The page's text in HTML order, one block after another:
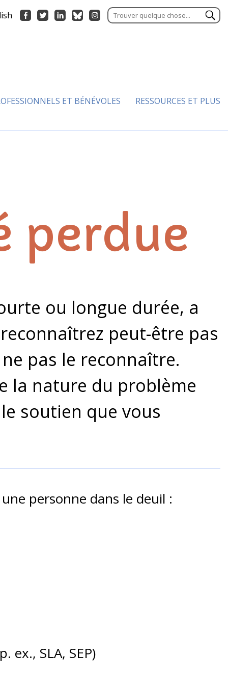
ET BÉNÉVOLES RESSOURCES ET PLUS
perdue
ou longue durée, a
peut-être pas
pas le reconnaître.
la nature du problème
soutien que vous
personne dans le deuil :
ex., SLA, SEP)